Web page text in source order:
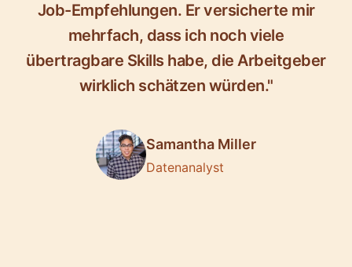
Job-Empfehlungen. Er versicherte mir
mehrfach, dass ich noch viele
übertragbare Skills habe, die Arbeitgeber
wirklich schätzen würden."
Samantha Miller
Datenanalyst